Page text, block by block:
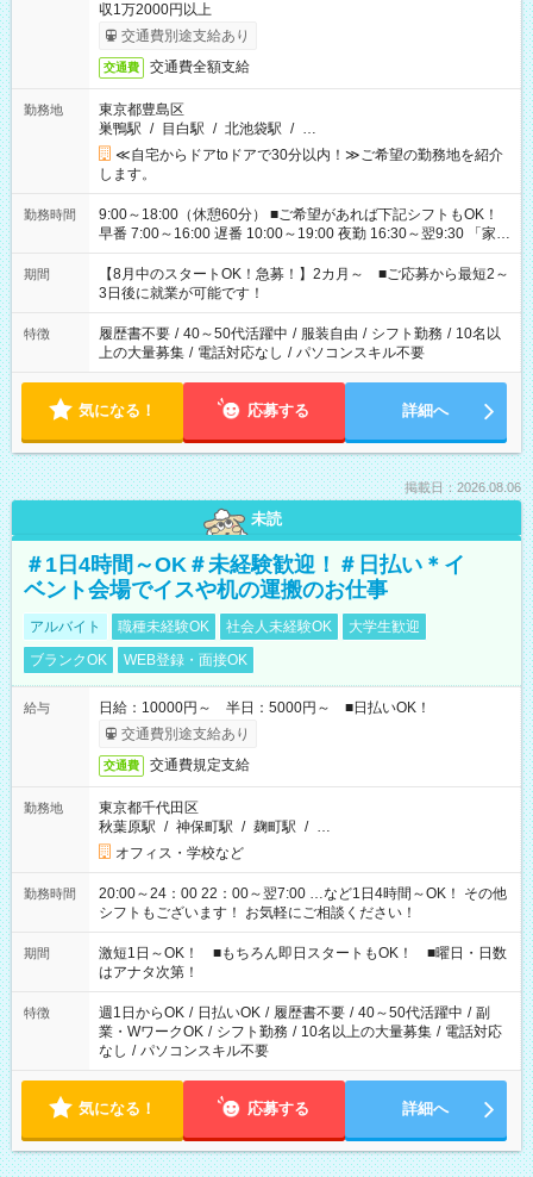
収1万2000円以上
交通費別途支給あり
交通費 交通費全額支給
勤務地
東京都豊島区
巣鴨駅 / 目白駅 / 北池袋駅 / …
≪自宅からドアtoドアで30分以内！≫ご希望の勤務地を紹介
します。
勤務時間
9:00～18:00（休憩60分） ■ご希望があれば下記シフトもOK！
早番 7:00～16:00 遅番 10:00～19:00 夜勤 16:30～翌9:30 「家族
と休みを合わせたい」 「余裕を持って夕飯の準備がしたい」
「できれば残業はしたくない」 など、ご希望を教えてください
ね。 ※Wワーク希望の方へ 今ご覧のお仕事で希望する勤務時間
と、もう1つのお仕事の勤務時間。 合計で週40時間を超える場
合は応募できません。
期間
【8月中のスタートOK！急募！】2カ月～ ■ご応募から最短2～
3日後に就業が可能です！
特徴 履歴書不要 / 40～50代活躍中 / 服装自由 / シフト勤務 / 10名以
上の大量募集 / 電話対応なし / パソコンスキル不要
気になる！ 応募する 詳細へ
掲載日：2026.08.06
未読
＃1日4時間～OK＃未経験歓迎！＃日払い＊イ
ベント会場でイスや机の運搬のお仕事
アルバイト 職種未経験OK 社会人未経験OK
大学生歓迎
ブランクOK
WEB登録・面接OK
給与
日給：10000円～ 半日：5000円～ ■日払いOK！
交通費別途支給あり
交通費 交通費規定支給
勤務地
東京都千代田区
秋葉原駅 / 神保町駅 / 麹町駅 / …
オフィス・学校など
勤務時間
20:00～24：00 22：00～翌7:00 …など1日4時間～OK！ その他
シフトもございます！ お気軽にご相談ください！
期間
激短1日～OK！ ■もちろん即日スタートもOK！ ■曜日・日数
はアナタ次第！
特徴 週1日からOK / 日払いOK / 履歴書不要 / 40～50代活躍中 / 副
業・WワークOK / シフト勤務 / 10名以上の大量募集 / 電話対応
なし / パソコンスキル不要
気になる！ 応募する 詳細へ